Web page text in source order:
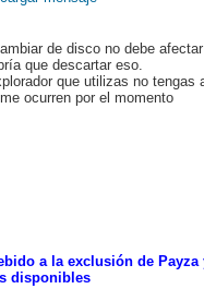
de disco no debe
que descartar eso.
que utilizas no
ocurren por el momento
a la exclusión de
disponibles